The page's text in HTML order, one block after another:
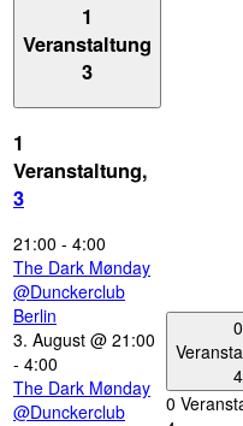
1
Veranstaltung
3
1
Veranstaltung,
3
21:00 - 4:00
The Dark Mønday
@Dunckerclub
Berlin
3. August @ 21:00
- 4:00
The Dark Mønday
@Dunckerclub
0
4
0